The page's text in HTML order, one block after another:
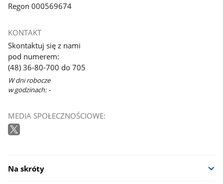
Regon 000569674
KONTAKT
Skontaktuj się z nami
pod numerem:
(48) 36-80-700 do 705
W dni robocze
w godzinach: -
MEDIA SPOŁECZNOŚCIOWE:
Na skróty